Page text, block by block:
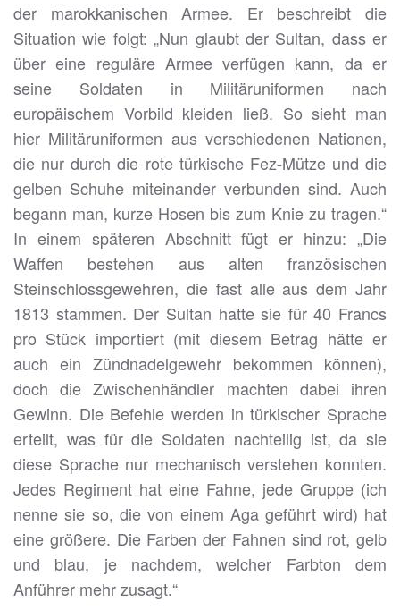
der marokkanischen Armee. Er beschreibt die
Situation wie folgt: „Nun glaubt der Sultan, dass er
über eine reguläre Armee verfügen kann, da er
seine Soldaten in Militäruniformen nach
europäischem Vorbild kleiden ließ. So sieht man
hier Militäruniformen aus verschiedenen Nationen,
die nur durch die rote türkische Fez-Mütze und die
gelben Schuhe miteinander verbunden sind. Auch
begann man, kurze Hosen bis zum Knie zu tragen.“
In einem späteren Abschnitt fügt er hinzu: „Die
Waffen bestehen aus alten französischen
Steinschlossgewehren, die fast alle aus dem Jahr
1813 stammen. Der Sultan hatte sie für 40 Francs
pro Stück importiert (mit diesem Betrag hätte er
auch ein Zündnadelgewehr bekommen können),
doch die Zwischenhändler machten dabei ihren
Gewinn. Die Befehle werden in türkischer Sprache
erteilt, was für die Soldaten nachteilig ist, da sie
diese Sprache nur mechanisch verstehen konnten.
Jedes Regiment hat eine Fahne, jede Gruppe (ich
nenne sie so, die von einem Aga geführt wird) hat
eine größere. Die Farben der Fahnen sind rot, gelb
und blau, je nachdem, welcher Farbton dem
Anführer mehr zusagt.“